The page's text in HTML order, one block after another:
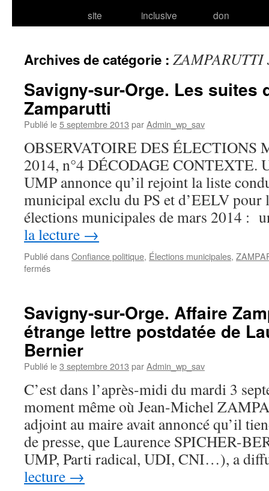
site
inclusive
don
Archives de catégorie : ZAMPARUTTI
Savigny-sur-Orge. Les suites
Zamparutti
Publié le5 septembre 2013 parAdmin_wp_sav
OBSERVATOIRE DES ÉLECTIONS
2014, n°4 DÉCODAGE CONTEXTE.
UMP annonce qu’il rejoint la liste
municipal exclu du PS et d’EELV pour
élections municipales de mars 2014 :
la lecture →
Publié dansConfiance politique, Élections municipales,
ferméssur
Les
suites
de
l’affaire
Zamparutti
Savigny-sur-Orge. Affaire
étrange lettre postdatée de
Bernier
Publié le3 septembre 2013 parAdmin_wp_sav
C’est dans l’après-midi du mardi 3
moment même où Jean-Michel
adjoint au maire avait annoncé qu’il
de presse, que Laurence SPICHER-
UMP, Parti radical, UDI, CNI…), a
lecture →